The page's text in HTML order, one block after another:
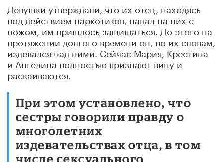
Девушки утверждали, что их отец, находясь
под действием наркотиков, напал на них с
ножом, им пришлось защищаться. До этого на
протяжении долгого времени он, по их словам,
издевался над ними. Сейчас Мария, Крестина
и Ангелина полностью признают вину и
раскаиваются.
При этом установлено, что
сестры говорили правду о
многолетних
издевательствах отца, в том
числе сексуального